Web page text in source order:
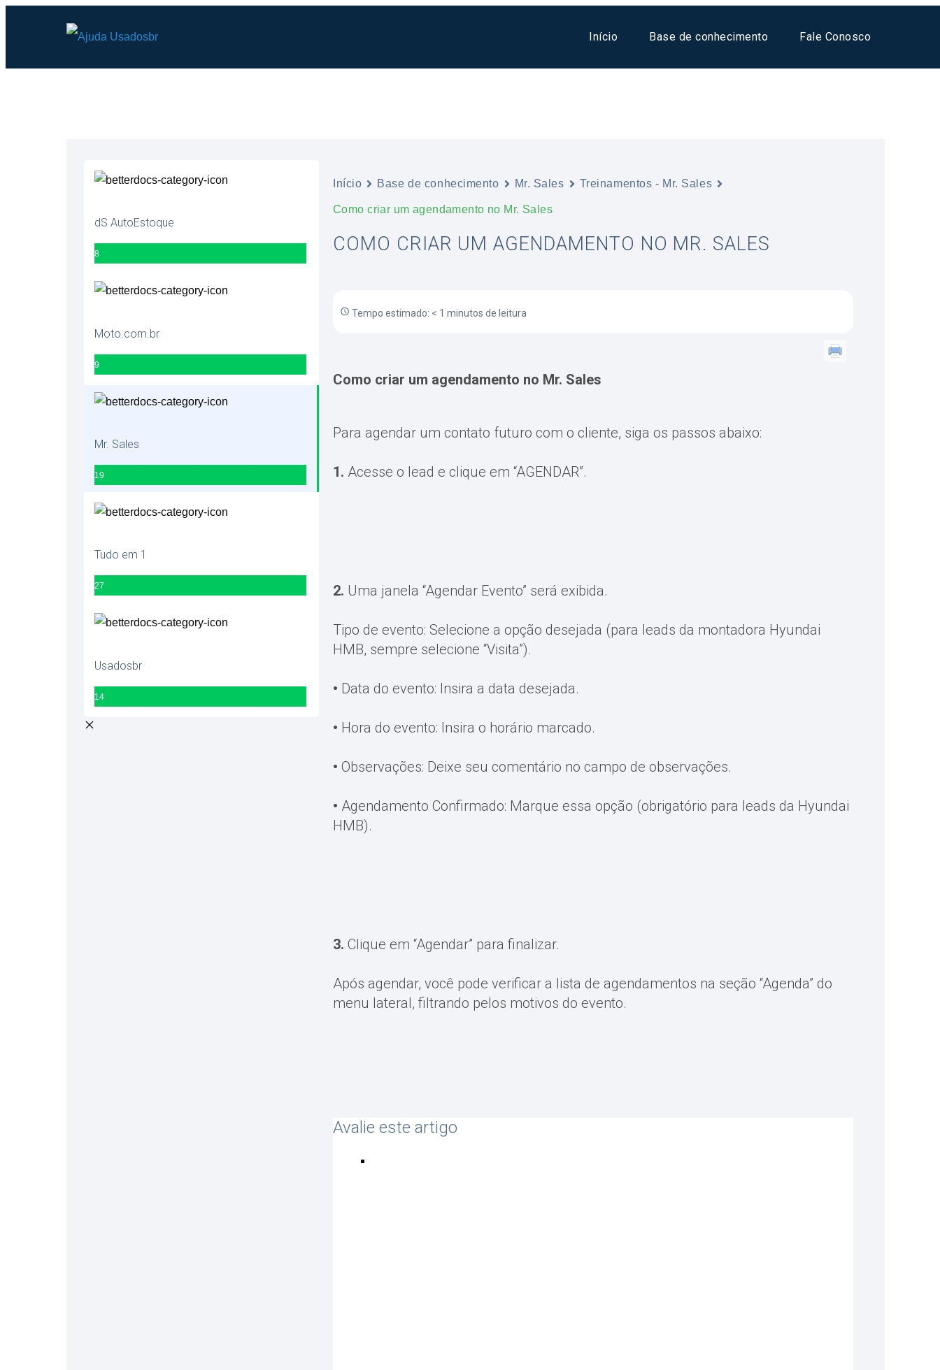
Início Base de conhecimento Fale Conosco
dS AutoEstoque
8
Moto.com.br
9
Mr. Sales
19
Tudo em 1
27
Usadosbr
14
Início Base de conhecimento Mr. Sales Treinamentos - Mr. Sales
Como criar um agendamento no Mr. Sales
COMO CRIAR UM AGENDAMENTO NO MR. SALES
Tempo estimado: < 1 minutos de leitura
Como criar um agendamento no Mr. Sales
Para agendar um contato futuro com o cliente, siga os passos abaixo:
1. Acesse o lead e clique em “AGENDAR”.
2. Uma janela “Agendar Evento” será exibida.
Tipo de evento: Selecione a opção desejada (para leads da montadora Hyundai
HMB, sempre selecione “Visita”).
• Data do evento: Insira a data desejada.
• Hora do evento: Insira o horário marcado.
• Observações: Deixe seu comentário no campo de observações.
• Agendamento Confirmado: Marque essa opção (obrigatório para leads da Hyundai
HMB).
3. Clique em “Agendar” para finalizar.
Após agendar, você pode verificar a lista de agendamentos na seção “Agenda” do
menu lateral, filtrando pelos motivos do evento.
Avalie este artigo